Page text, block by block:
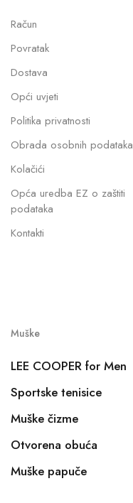
Račun
Povratak
Dostava
Opći uvjeti
Politika privatnosti
Obrada osobnih podataka
Kolačići
Opća uredba EZ o zaštiti
podataka
Kontakti
Muške
LEE COOPER for Men
Sportske tenisice
Muške čizme
Otvorena obuća
Muške papuče